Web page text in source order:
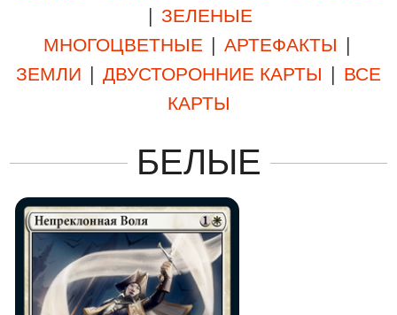
| ЗЕЛЕНЫЕ
МНОГОЦВЕТНЫЕ | АРТЕФАКТЫ |
ЗЕМЛИ | ДВУСТОРОННИЕ КАРТЫ | ВСЕ
КАРТЫ
БЕЛЫЕ